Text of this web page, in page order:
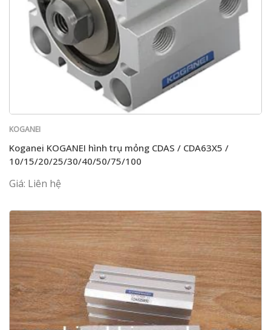
KOGANEI
Koganei KOGANEI hình trụ mỏng CDAS / CDA63X5 /
10/15/20/25/30/40/50/75/100
Giá: Liên hệ